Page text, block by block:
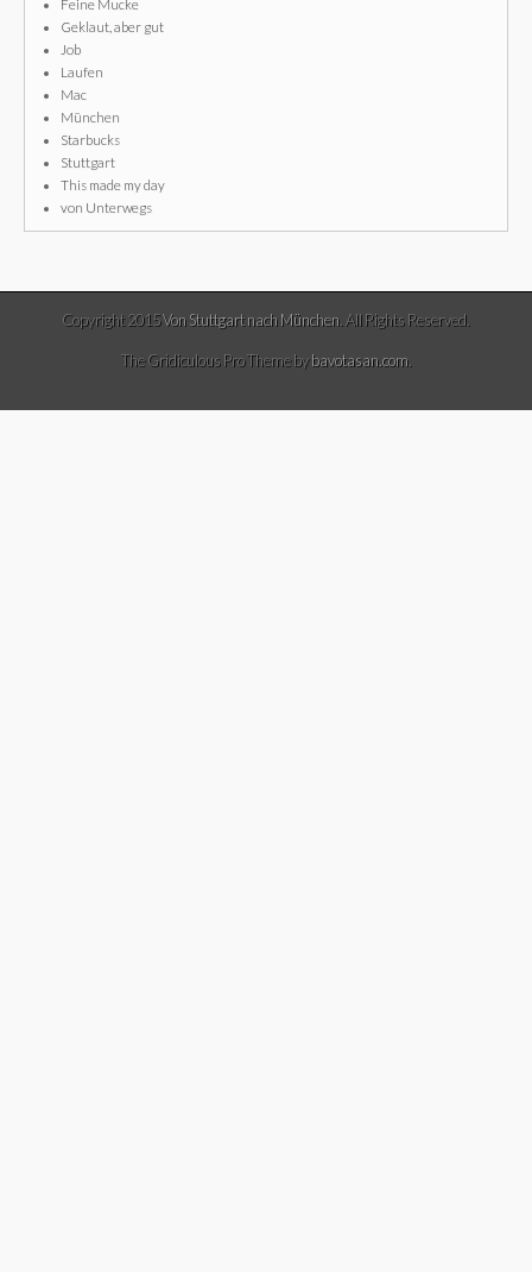
Feine Mucke
Geklaut, aber gut
Job
Laufen
Mac
München
Starbucks
Stuttgart
This made my day
von Unterwegs
Copyright 2015Von Stuttgart nach München . All Rights Reserved.
The Gridiculous Pro Theme bybavotasan.com.